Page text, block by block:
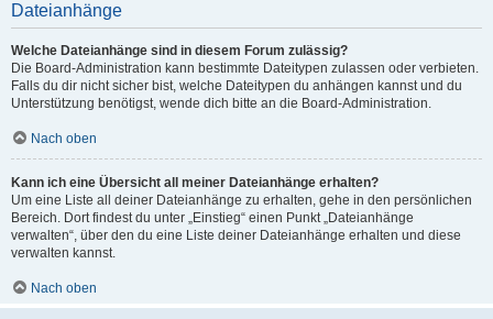
Dateianhänge
Welche Dateianhänge sind in diesem Forum zulässig?
Die Board-Administration kann bestimmte Dateitypen zulassen oder verbieten.
Falls du dir nicht sicher bist, welche Dateitypen du anhängen kannst und du
Unterstützung benötigst, wende dich bitte an die Board-Administration.
Nach oben
Kann ich eine Übersicht all meiner Dateianhänge erhalten?
Um eine Liste all deiner Dateianhänge zu erhalten, gehe in den persönlichen
Bereich. Dort findest du unter „Einstieg“ einen Punkt „Dateianhänge
verwalten“, über den du eine Liste deiner Dateianhänge erhalten und diese
verwalten kannst.
Nach oben